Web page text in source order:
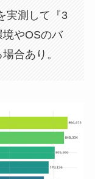
実測して『3
境やOSのバ
合あり。